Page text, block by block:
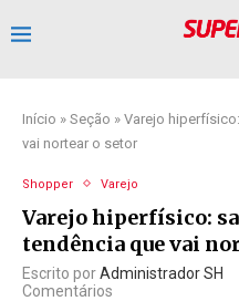
Início » Seção » Varejo
vai nortear o setor
Shopper Varejo
Varejo hiperfísico:
tendência que vai
Escrito porAdministrador SH
Comentários